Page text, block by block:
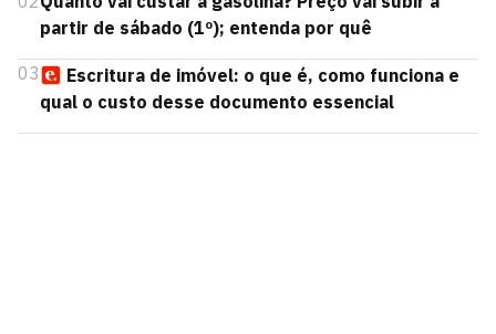
partir de sábado (1º); entenda por quê
03
Escritura de imóvel: o que é, como funciona e
qual o custo desse documento essencial